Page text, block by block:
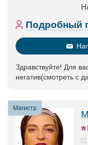
Подробный
Здравствуйте! Для
негатив(смотреть с
Магистр